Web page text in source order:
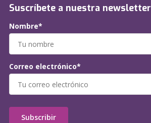
Suscríbete a nuestra newsletter
Nombre*
Correo electrónico*
Subscribir